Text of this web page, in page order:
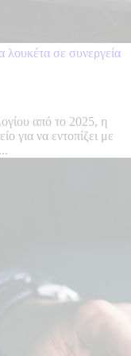
σε συνεργεία
από το 2025, η
για να εντοπίζει με